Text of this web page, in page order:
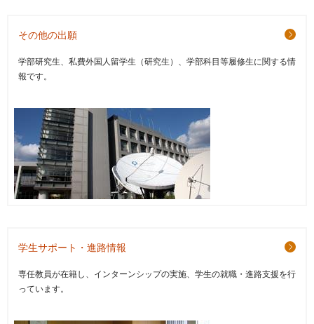
その他の出願
学部研究生、私費外国人留学生（研究生）、学部科目等履修生に関する情
報です。
学生サポート・進路情報
専任教員が在籍し、インターンシップの実施、学生の就職・進路支援を行
っています。